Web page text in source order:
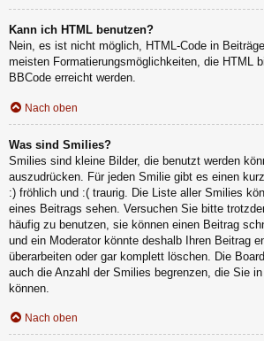
Kann ich HTML benutzen?
Nein, es ist nicht möglich, HTML-Code in
meisten Formatierungsmöglichkeiten, die HTML
BBCode erreicht werden.
Nach oben
Was sind Smilies?
Smilies sind kleine Bilder, die benutzt werden
auszudrücken. Für jeden Smilie gibt es einen
:) fröhlich und :( traurig. Die Liste aller Smilies
eines Beitrags sehen. Versuchen Sie bitte
häufig zu benutzen, sie können einen Beitrag
und ein Moderator könnte deshalb Ihren Beitrag
überarbeiten oder gar komplett löschen. Die
auch die Anzahl der Smilies begrenzen, die Sie
können.
Nach oben